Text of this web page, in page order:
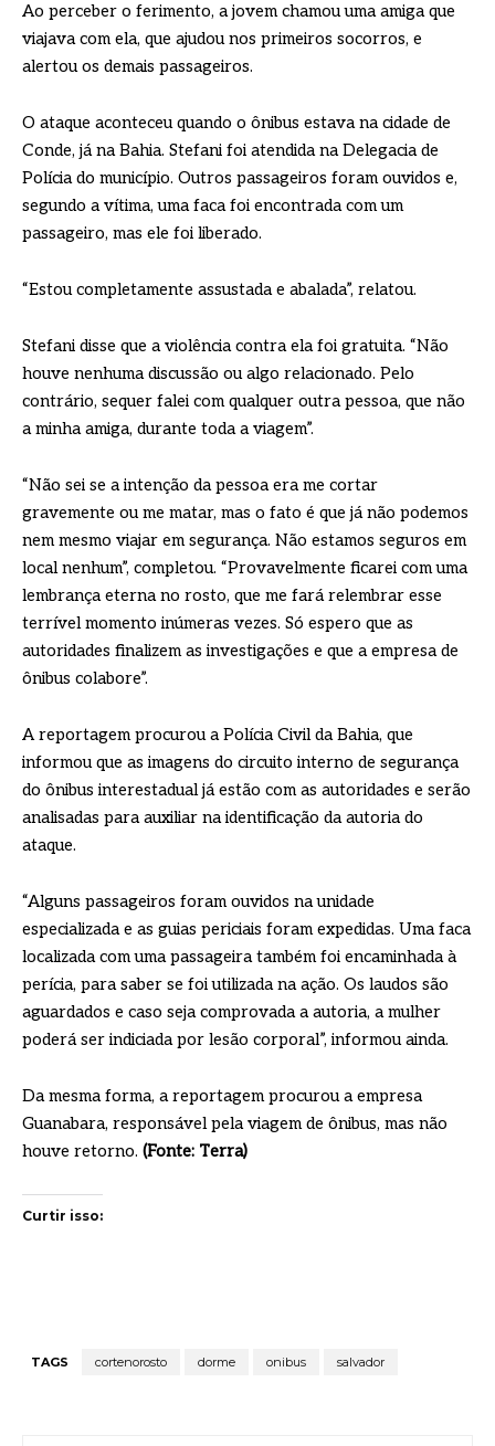
Ao perceber o ferimento, a jovem chamou uma amiga que
viajava com ela, que ajudou nos primeiros socorros, e
alertou os demais passageiros.
O ataque aconteceu quando o ônibus estava na cidade de
Conde, já na Bahia. Stefani foi atendida na Delegacia de
Polícia do município. Outros passageiros foram ouvidos e,
segundo a vítima, uma faca foi encontrada com um
passageiro, mas ele foi liberado.
“Estou completamente assustada e abalada”, relatou.
Stefani disse que a violência contra ela foi gratuita. “Não
houve nenhuma discussão ou algo relacionado. Pelo
contrário, sequer falei com qualquer outra pessoa, que não
a minha amiga, durante toda a viagem”.
“Não sei se a intenção da pessoa era me cortar
gravemente ou me matar, mas o fato é que já não podemos
nem mesmo viajar em segurança. Não estamos seguros em
local nenhum”, completou. “Provavelmente ficarei com uma
lembrança eterna no rosto, que me fará relembrar esse
terrível momento inúmeras vezes. Só espero que as
autoridades finalizem as investigações e que a empresa de
ônibus colabore”.
A reportagem procurou a Polícia Civil da Bahia, que
informou que as imagens do circuito interno de segurança
do ônibus interestadual já estão com as autoridades e serão
analisadas para auxiliar na identificação da autoria do
ataque.
“Alguns passageiros foram ouvidos na unidade
especializada e as guias periciais foram expedidas. Uma faca
localizada com uma passageira também foi encaminhada à
perícia, para saber se foi utilizada na ação. Os laudos são
aguardados e caso seja comprovada a autoria, a mulher
poderá ser indiciada por lesão corporal”, informou ainda.
Da mesma forma, a reportagem procurou a empresa
Guanabara, responsável pela viagem de ônibus, mas não
houve retorno. (Fonte: Terra)
Curtir isso:
TAGS cortenorosto dorme onibus salvador